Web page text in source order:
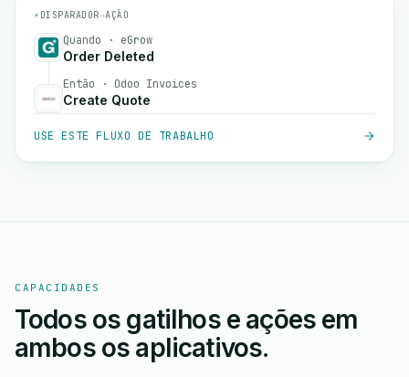
⚡ DISPARADOR→AÇÃO
Quando · eGrow
Order Deleted
Então · Odoo Invoices
Create Quote
USE ESTE FLUXO DE TRABALHO
CAPACIDADES
Todos os gatilhos e ações em
ambos os aplicativos.